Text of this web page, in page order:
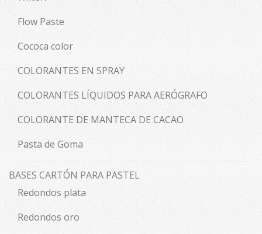
Flow Paste
Cococa color
COLORANTES EN SPRAY
COLORANTES LÍQUIDOS PARA AERÓGRAFO
COLORANTE DE MANTECA DE CACAO
Pasta de Goma
BASES CARTÓN PARA PASTEL
Redondos plata
Redondos oro